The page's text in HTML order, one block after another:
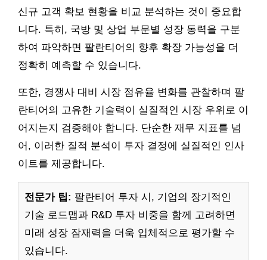
신규 고객 확보 현황을 비교 분석하는 것이 중요합
니다. 특히, 국방 및 상업 부문별 성장 동력을 구분
하여 파악하면 팔란티어의 향후 확장 가능성을 더
정확히 예측할 수 있습니다.
또한, 경쟁사 대비 시장 점유율 변화를 관찰하며 팔
란티어의 고유한 기술력이 실질적인 시장 우위로 이
어지는지 검증해야 합니다. 단순한 재무 지표를 넘
어, 이러한 질적 분석이 투자 결정에 실질적인 인사
이트를 제공합니다.
전문가 팁: 팔란티어 투자 시, 기업의 장기적인
기술 로드맵과 R&D 투자 비중을 함께 고려하면
미래 성장 잠재력을 더욱 입체적으로 평가할 수
있습니다.